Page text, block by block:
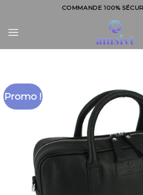
content
COMMANDE 100%
Promo !